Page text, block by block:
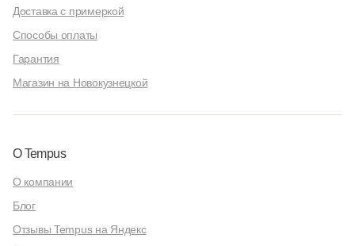
Доставка с примеркой
Способы оплаты
Гарантия
Магазин на Новокузнецкой
О Tempus
О компании
Блог
Отзывы Tempus на Яндекс